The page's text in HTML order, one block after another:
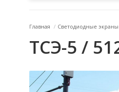
Главная / Светодиодные экраны
ТСЭ-5 /